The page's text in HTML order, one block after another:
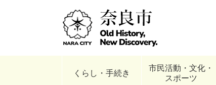
くらし・手続き
市民活動・文化・
スポーツ